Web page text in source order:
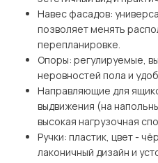
Навес фасадов:
позволяет менять
перепланировке.
Опоры: регулируемые,
неровностей пола и
Направляющие для
выдвижения (на
высокая нагрузочная
Ручки: пластик, цвет -
лаконичный дизайн и